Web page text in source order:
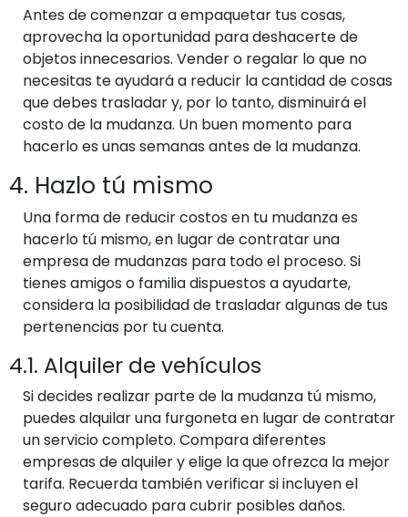
Antes de comenzar a empaquetar tus cosas,
aprovecha la oportunidad para deshacerte de
objetos innecesarios. Vender o regalar lo que no
necesitas te ayudará a reducir la cantidad de cosas
que debes trasladar y, por lo tanto, disminuirá el
costo de la mudanza. Un buen momento para
hacerlo es unas semanas antes de la mudanza.
4. Hazlo tú mismo
Una forma de reducir costos en tu mudanza es
hacerlo tú mismo, en lugar de contratar una
empresa de mudanzas para todo el proceso. Si
tienes amigos o familia dispuestos a ayudarte,
considera la posibilidad de trasladar algunas de tus
pertenencias por tu cuenta.
4.1. Alquiler de vehículos
Si decides realizar parte de la mudanza tú mismo,
puedes alquilar una furgoneta en lugar de contratar
un servicio completo. Compara diferentes
empresas de alquiler y elige la que ofrezca la mejor
tarifa. Recuerda también verificar si incluyen el
seguro adecuado para cubrir posibles daños.